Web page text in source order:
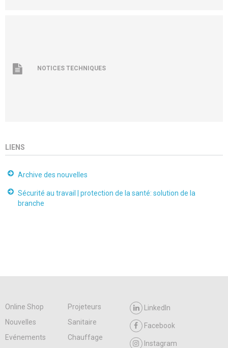
NOTICES TECHNIQUES
LIENS
Archive des nouvelles
Sécurité au travail | protection de la santé: solution de la
branche
Online Shop
Projeteurs
Nouvelles
Sanitaire
Evénements
Chauffage
LinkedIn
Facebook
Instagram